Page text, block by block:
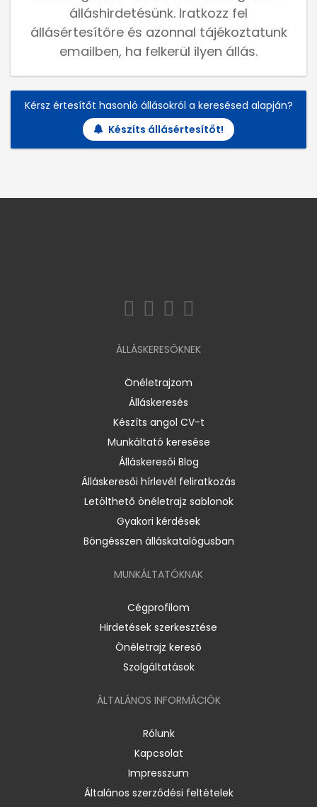
álláshirdetésünk. Iratkozz fel
állásértesítőre és azonnal tájékoztatunk
emailben, ha felkerül ilyen állás.
Kérsz értesítőt hasonló állásokról a keresésed alapján?
Készíts állásértesítőt!
ÁLLÁSKERESŐKNEK
Önéletrajzom
Álláskeresés
Készíts angol CV-t
Munkáltató keresése
Álláskeresői Blog
Álláskeresői hírlevél feliratkozás
Letölthető önéletrajz sablonok
Gyakori kérdések
Böngésszen álláskatalógusban
MUNKÁLTATÓKNAK
Cégprofilom
Hirdetések szerkesztése
Önéletrajz kereső
Szolgáltatások
ÁLTALÁNOS INFORMÁCIÓK
Rólunk
Kapcsolat
Impresszum
Általános szerződési feltételek